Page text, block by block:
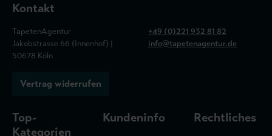
Kontakt
TapetenAgentur
Jakobstrasse 66 (Innenhof) |
50678 Köln
+49 (0)221 932 81 82
info@tapetenagentur.de
Vertrag widerrufen
Top-
Kategorien
Kundeninfo Rechtliches